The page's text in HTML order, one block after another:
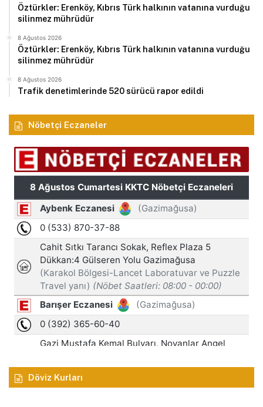
Öztürkler: Erenköy, Kıbrıs Türk halkının vatanına vurduğu
silinmez mührüdür
8 Ağustos 2026
Öztürkler: Erenköy, Kıbrıs Türk halkının vatanına vurduğu
silinmez mührüdür
8 Ağustos 2026
Trafik denetimlerinde 520 sürücü rapor edildi
Nöbetçi Eczaneler
Döviz Kurları